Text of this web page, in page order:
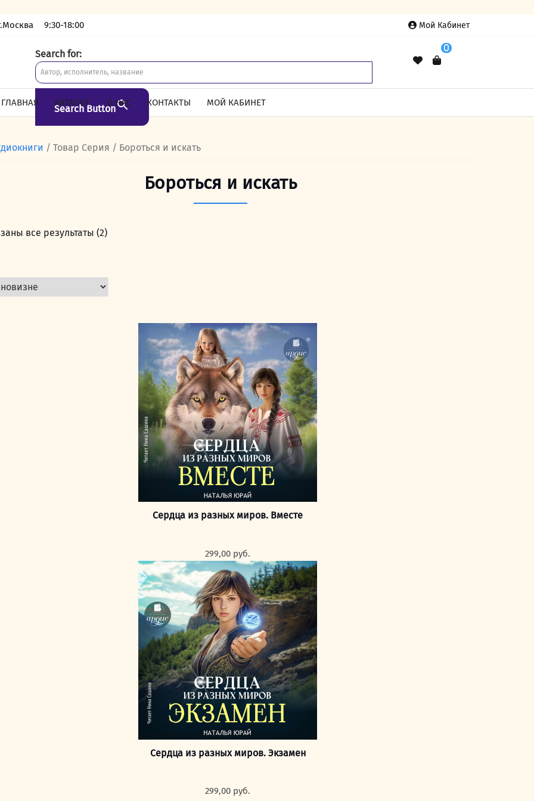
9:30-18:00 Мой Кабинет
Search for:
Search Button
0
ГЛАВНАЯ КАТАЛОГ О НАС КОНТАКТЫ МОЙ КАБИНЕТ
/ Товар Серия / Бороться и искать
Бороться и искать
все результаты (2)Сортировка:
Сердца из разных миров. Вместе
299,00 руб.
Сердца из разных миров. Экзамен
299,00 руб.